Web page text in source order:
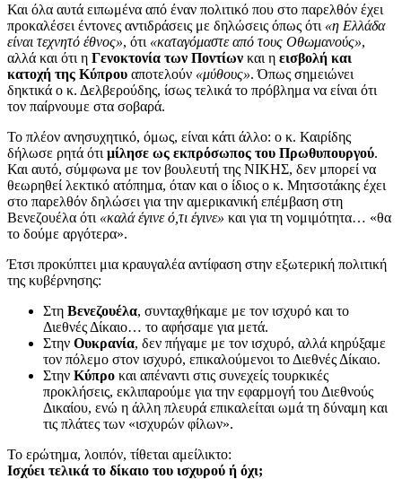
Και όλα αυτά ειπωμένα από έναν πολιτικό που στο παρελθόν έχει
προκαλέσει έντονες αντιδράσεις με δηλώσεις όπως ότι «η Ελλάδα
είναι τεχνητό έθνος», ότι «καταγόμαστε από τους Οθωμανούς»,
αλλά και ότι η Γενοκτονία των Ποντίων και η εισβολή και
κατοχή της Κύπρου αποτελούν «μύθους». Όπως σημειώνει
δηκτικά ο κ. Δελβερούδης, ίσως τελικά το πρόβλημα να είναι ότι
τον παίρνουμε στα σοβαρά.
Το πλέον ανησυχητικό, όμως, είναι κάτι άλλο: ο κ. Καιρίδης
δήλωσε ρητά ότι μίλησε ως εκπρόσωπος του Πρωθυπουργού.
Και αυτό, σύμφωνα με τον βουλευτή της ΝΙΚΗΣ, δεν μπορεί να
θεωρηθεί λεκτικό ατόπημα, όταν και ο ίδιος ο κ. Μητσοτάκης έχει
στο παρελθόν δηλώσει για την αμερικανική επέμβαση στη
Βενεζουέλα ότι «καλά έγινε ό,τι έγινε» και για τη νομιμότητα… «θα
το δούμε αργότερα».
Έτσι προκύπτει μια κραυγαλέα αντίφαση στην εξωτερική πολιτική
της κυβέρνησης:
Στη Βενεζουέλα, συνταχθήκαμε με τον ισχυρό και το
Διεθνές Δίκαιο… το αφήσαμε για μετά.
Στην Ουκρανία, δεν πήγαμε με τον ισχυρό, αλλά κηρύξαμε
τον πόλεμο στον ισχυρό, επικαλούμενοι το Διεθνές Δίκαιο.
Στην Κύπρο και απέναντι στις συνεχείς τουρκικές
προκλήσεις, εκλιπαρούμε για την εφαρμογή του Διεθνούς
Δικαίου, ενώ η άλλη πλευρά επικαλείται ωμά τη δύναμη και
τις πλάτες των «ισχυρών φίλων».
Το ερώτημα, λοιπόν, τίθεται αμείλικτο:
Ισχύει τελικά το δίκαιο του ισχυρού ή όχι;